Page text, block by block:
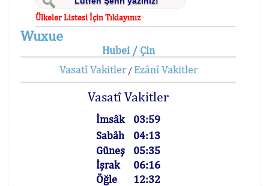
Ülkeler Listesi İçin Tıklayınız
Wuxue
Hubei / Çin
Vasatî Vakitler/ Ezânî Vakitler
Vasatî Vakitler
İmsâk
03:59
Sabâh
04:13
Güneş
05:35
İşrak
06:16
Öğle
12:32